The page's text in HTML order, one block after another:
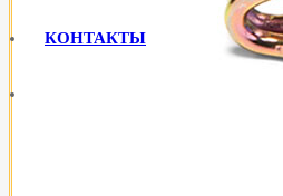
КОНТАКТЫ